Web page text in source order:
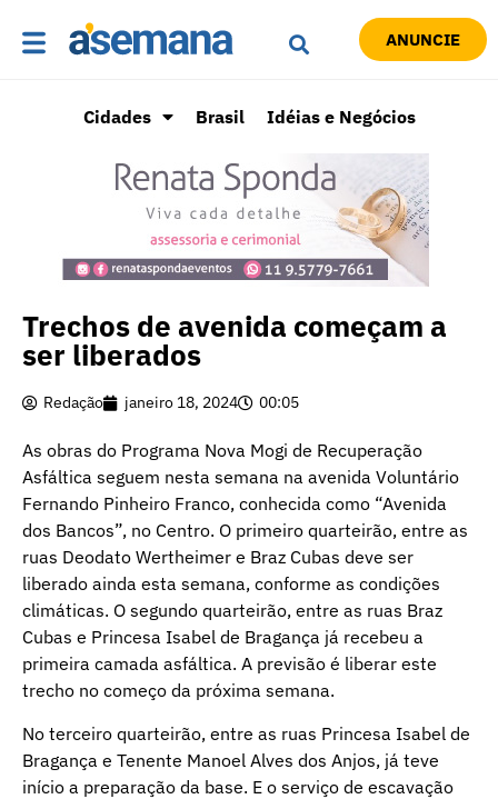
ANUNCIE
Cidades Brasil Idéias e Negócios
Trechos de avenida começam a
ser liberados
Redação janeiro 18, 2024 00:05
As obras do Programa Nova Mogi de Recuperação
Asfáltica seguem nesta semana na avenida Voluntário
Fernando Pinheiro Franco, conhecida como “Avenida
dos Bancos”, no Centro. O primeiro quarteirão, entre as
ruas Deodato Wertheimer e Braz Cubas deve ser
liberado ainda esta semana, conforme as condições
climáticas. O segundo quarteirão, entre as ruas Braz
Cubas e Princesa Isabel de Bragança já recebeu a
primeira camada asfáltica. A previsão é liberar este
trecho no começo da próxima semana.
No terceiro quarteirão, entre as ruas Princesa Isabel de
Bragança e Tenente Manoel Alves dos Anjos, já teve
início a preparação da base. E o serviço de escavação